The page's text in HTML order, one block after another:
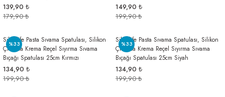
139,90 ₺
179,90 ₺
149,90 ₺
199,90 ₺
%33
Silicolife Pasta Sıvama Spatulası, Silikon
Çikolata Krema Reçel Sıyırma Sıvama
Bıçağı Spatulası 25cm Kırmızı
134,90 ₺
199,90 ₺
%33
Silicolife Pasta Sıvama Spatulası, Silikon
Çikolata Krema Reçel Sıyırma Sıvama
Bıçağı Spatulası 25cm Siyah
134,90 ₺
199,90 ₺